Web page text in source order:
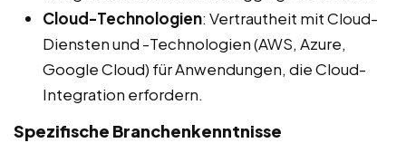
Cloud-Technologien: Vertrautheit mit Cloud-
Diensten und -Technologien (AWS, Azure,
Google Cloud) für Anwendungen, die Cloud-
Integration erfordern.
Spezifische Branchenkenntnisse